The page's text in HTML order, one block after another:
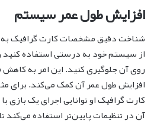
افزایش طول عمر سیستم
شناخت دقیق مشخصات کارت گرافیک به
از سیستم خود به درستی استفاده کنید
روی آن جلوگیری کنید. این امر به
افزایش طول عمر آن کمک می‌کند. برای
کارت گرافیک او توانایی اجرای یک بازی با
آن در تنظیمات پایین‌تر استفاده می‌کند